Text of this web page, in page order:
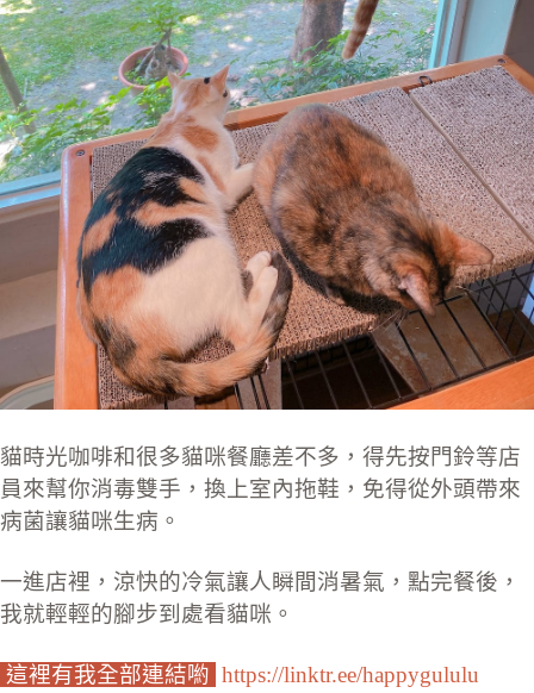
貓時光咖啡和很多貓咪餐廳差不多，得先按門鈴等店
員來幫你消毒雙手，換上室內拖鞋，免得從外頭帶來
病菌讓貓咪生病。
一進店裡，涼快的冷氣讓人瞬間消暑氣，點完餐後，
我就輕輕的腳步到處看貓咪。
這裡有我全部連結喲 https://linktr.ee/happygululu